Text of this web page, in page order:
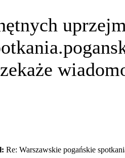
Re: Warszawskie pogańskie